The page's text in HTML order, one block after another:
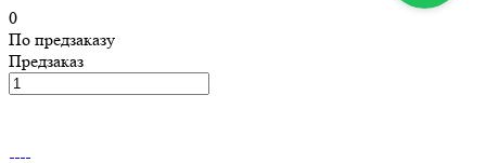
0
По предзаказу
Предзаказ